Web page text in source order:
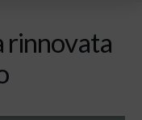
rinnovata